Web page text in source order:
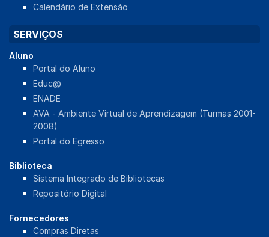
Calendário de Extensão
SERVIÇOS
Aluno
Portal do Aluno
Educ@
ENADE
AVA - Ambiente Virtual de Aprendizagem (Turmas 2001-
2008)
Portal do Egresso
Biblioteca
Sistema Integrado de Bibliotecas
Repositório Digital
Fornecedores
Compras Diretas